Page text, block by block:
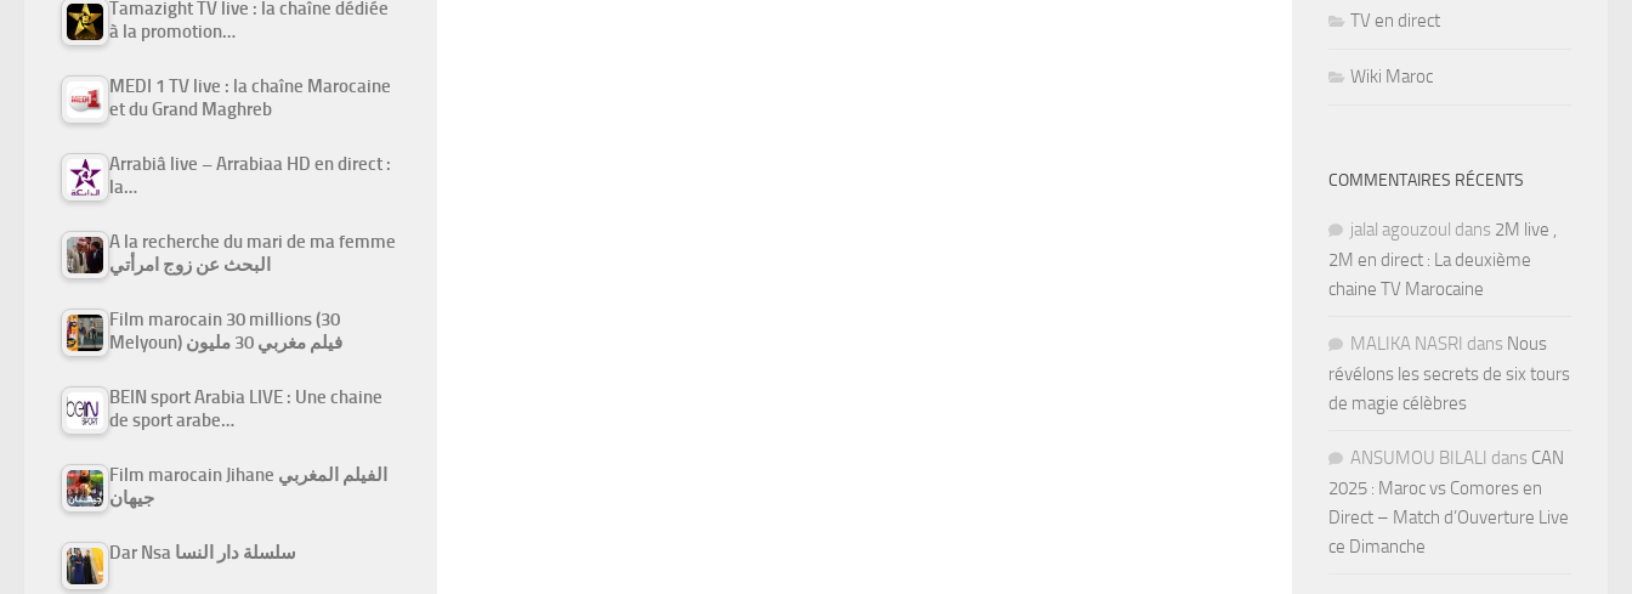
Tamazight TV live : la chaîne dédiée
à la promotion…
MEDI 1 TV live : la chaîne Marocaine
et du Grand Maghreb
Arrabiâ live – Arrabiaa HD en direct :
la…
A la recherche du mari de ma femme
البحث عن زوج امرأتي
Film marocain 30 millions (30
Melyoun) فيلم مغربي 30 مليون
BEIN sport Arabia LIVE : Une chaine
de sport arabe…
Film marocain Jihane الفيلم المغربي
جيهان
Dar Nsa سلسلة دار النسا
TV en direct
Wiki Maroc
COMMENTAIRES RÉCENTS
jalal agouzoul dans 2M live ,
2M en direct : La deuxième
chaine TV Marocaine
MALIKA NASRI dans Nous
révélons les secrets de six tours
de magie célèbres
ANSUMOU BILALI dans CAN
2025 : Maroc vs Comores en
Direct – Match d’Ouverture Live
ce Dimanche